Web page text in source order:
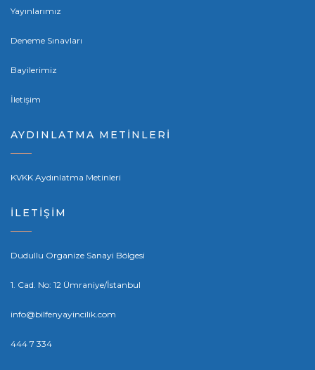
Yayınlarımız
Deneme Sınavları
Bayilerimiz
İletişim
AYDINLATMA METİNLERİ
KVKK Aydınlatma Metinleri
İLETİŞİM
Dudullu Organize Sanayi Bölgesi
1. Cad. No: 12 Ümraniye/İstanbul
info@bilfenyayincilik.com
444 7 334